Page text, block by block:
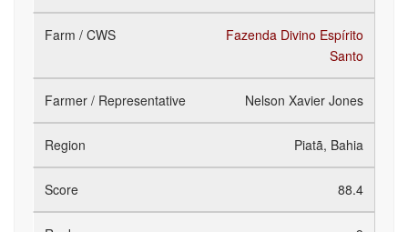
Fazenda Divino Espírito
Santo
Nelson Xavier Jones
Piatã, Bahia
88.4